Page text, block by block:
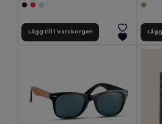
Lägg till i Varukorgen